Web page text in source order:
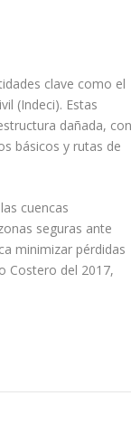
clave como el
(Indeci). Estas
dañada,
básicos y rutas de
cuencas
seguras ante
minimizar pérdidas
Costero del 2017,